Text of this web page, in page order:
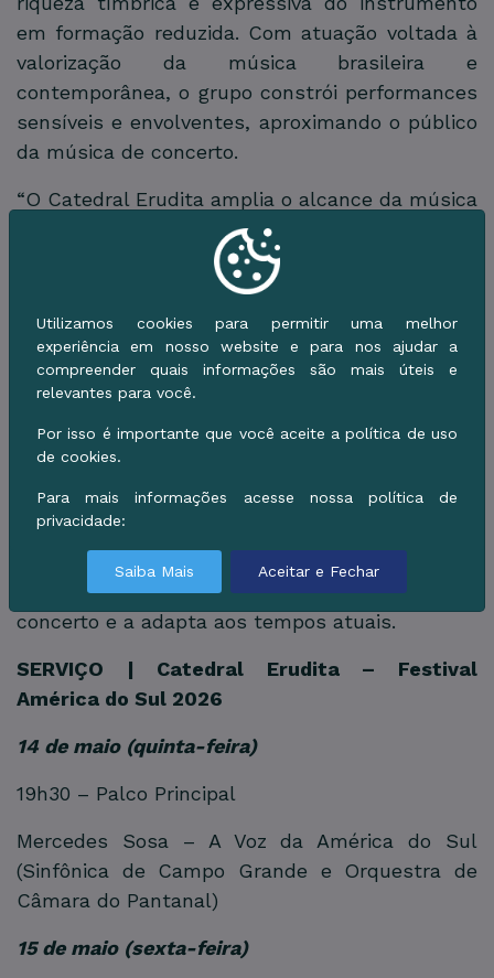
em formação reduzida. Com atuação voltada à
valorização da música brasileira e
contemporânea, o grupo constrói performances
sensíveis e envolventes, aproximando o público
da música de concerto.
“O Catedral Erudita amplia o alcance da música
de concerto, promovendo o encontro entre
diferentes repertórios e públicos. É uma
iniciativa que valoriza a diversidade cultural e
reafirma o compromisso de levar a arte a
diferentes espaços e contextos”, explica o
diretor-presidente da Fundação de Cultura de
Mato Grosso do Sul, Eduardo Mendes.
Catedral Erudita
Projeto cultural que busca integrar a música
clássica à beleza arquitetônica de espaços
sacros do Estado, o Catedral Erudita
homenageia a tradição histórica da música de
concerto e a adapta aos tempos atuais.
SERVIÇO | Catedral Erudita – Festival
América do Sul 2026
14 de maio (quinta-feira)
19h30 – Palco Principal
Mercedes Sosa – A Voz da América do Sul
(Sinfônica de Campo Grande e Orquestra de
Câmara do Pantanal)
15 de maio (sexta-feira)
Utilizamos cookies para permitir uma melhor
experiência em nosso website e para nos ajudar a
compreender quais informações são mais úteis e
relevantes para você.
Por isso é importante que você aceite a política de uso
de cookies.
Para mais informações acesse nossa política de
privacidade:
Saiba Mais Aceitar e Fechar